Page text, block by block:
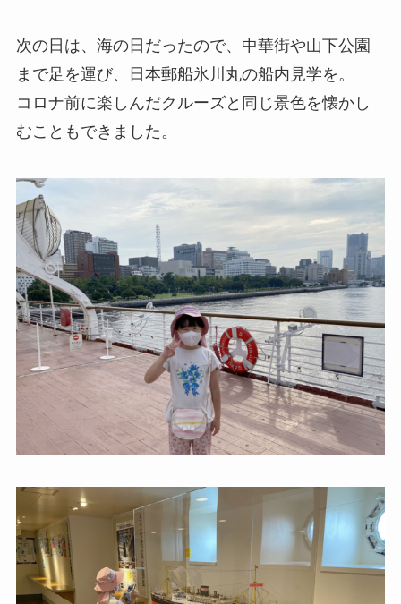
次の日は、海の日だったので、中華街や山下公園
まで足を運び、日本郵船氷川丸の船内見学を。
コロナ前に楽しんだクルーズと同じ景色を懐かし
むこともできました。